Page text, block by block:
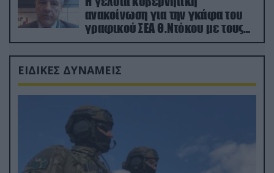
ανακοίνωση για την γκάφα του
γραφικού ΣΕΑ Θ.Ντόκου με τους
Ρώσους φαρσέρ
ΕΙΔΙΚΕΣ ΔΥΝΑΜΕΙΣ